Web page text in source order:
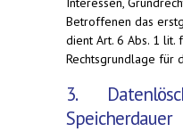
Betroffenen das
dient Art. 6 Abs. 1 lit.
Rechtsgrundlage für
3.
Speicherdauer